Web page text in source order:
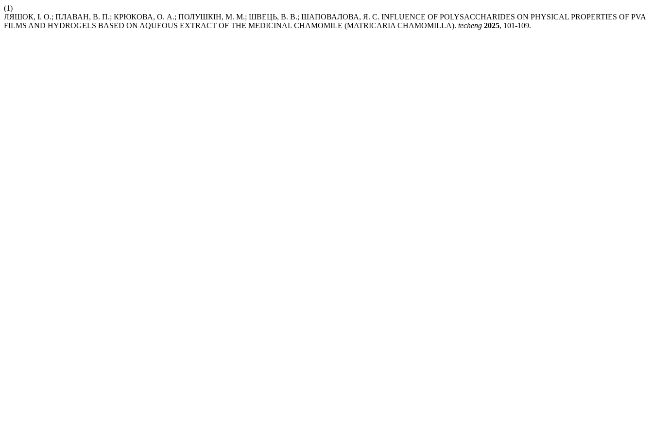
(1)
ЛЯШОК, І. О.; ПЛАВАН, В. П.; КРЮКОВА, О. А.; ПОЛУШКІН, М. М.; ШВЕЦЬ, В. В.; ШАПОВАЛОВА, Я. С. INFLUENCE OF POLYSACCHARIDES ON PHYSICAL PROPERTIES OF PVA
FILMS AND HYDROGELS BASED ON AQUEOUS EXTRACT OF THE MEDICINAL CHAMOMILE (MATRICARIA CHAMOMILLA). techeng 2025, 101-109.